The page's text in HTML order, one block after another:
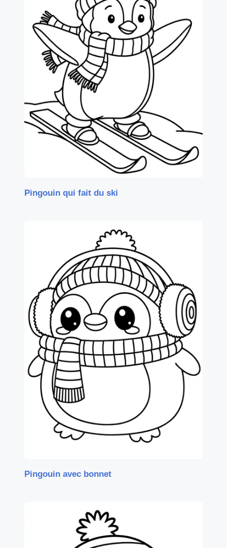
Pingouin qui fait du ski
Pingouin avec bonnet